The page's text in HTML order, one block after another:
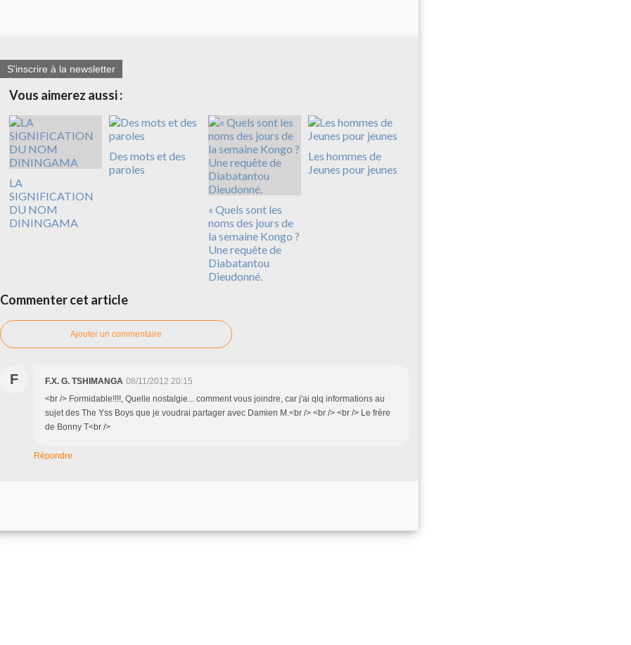
S'inscrire à la newsletter
Vous aimerez aussi :
LA
SIGNIFICATION
DU NOM
DININGAMA
Des mots et des
paroles
« Quels sont les
noms des jours de
la semaine Kongo ?
Une requête de
Diabatantou
Dieudonné.
Les hommes de
Jeunes pour jeunes
Commenter cet article
Ajouter un commentaire
F F.X. G. TSHIMANGA 08/11/2012 20:15
<br /> Formidable!!!!, Quelle nostalgie... comment vous joindre, car j'ai qlq informations au
sujet des The Yss Boys que je voudrai partager avec Damien M.<br /> <br /> <br /> Le frère
de Bonny T<br />
Répondre